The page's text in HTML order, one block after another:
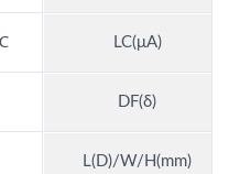
LC(μA)
DF(δ)
L(D)/W/H(mm)